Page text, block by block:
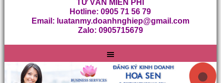
TƯ VẤN MIỄN PHÍ
Hotline: 0905 71 56 79
Email: luatanmy.doanhnghiep@gmail.com
Zalo: 0905715679